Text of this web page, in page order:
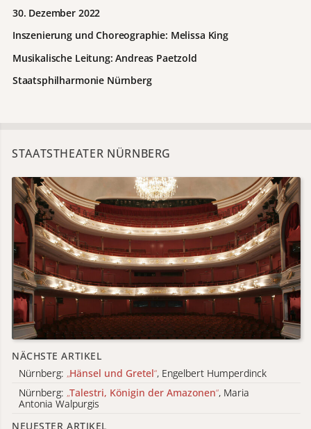
30. Dezember 2022
Inszenierung und Choreographie: Melissa King
Musikalische Leitung: Andreas Paetzold
Staatsphilharmonie Nürnberg
STAATSTHEATER NÜRNBERG
NÄCHSTE ARTIKEL
Nürnberg: „Hänsel und Gretel“, Engelbert Humperdinck
Nürnberg: „Talestri, Königin der Amazonen“, Maria
Antonia Walpurgis
NEUESTER ARTIKEL